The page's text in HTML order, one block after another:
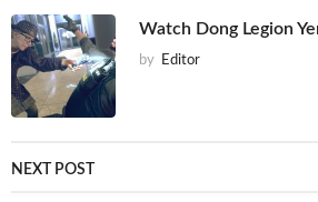
Watch Dong Legion
by Editor
NEXT POST